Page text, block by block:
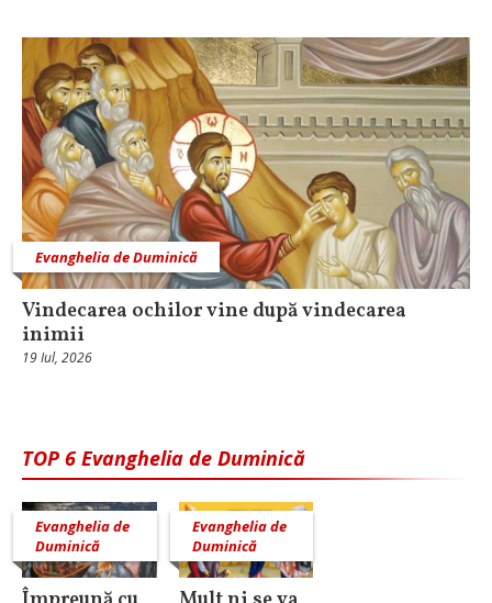
Evanghelia de Duminică
Vindecarea ochilor vine după vindecarea
inimii
19 Iul, 2026
TOP 6 Evanghelia de Duminică
Evanghelia de
Duminică
Evanghelia de
Duminică